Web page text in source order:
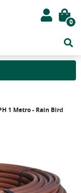
0
1 Metro - Rain Bird